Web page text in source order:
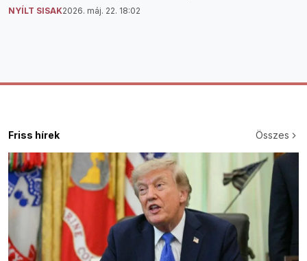
NYÍLT SISAK2026. máj. 22. 18:02
Friss hírek Összes